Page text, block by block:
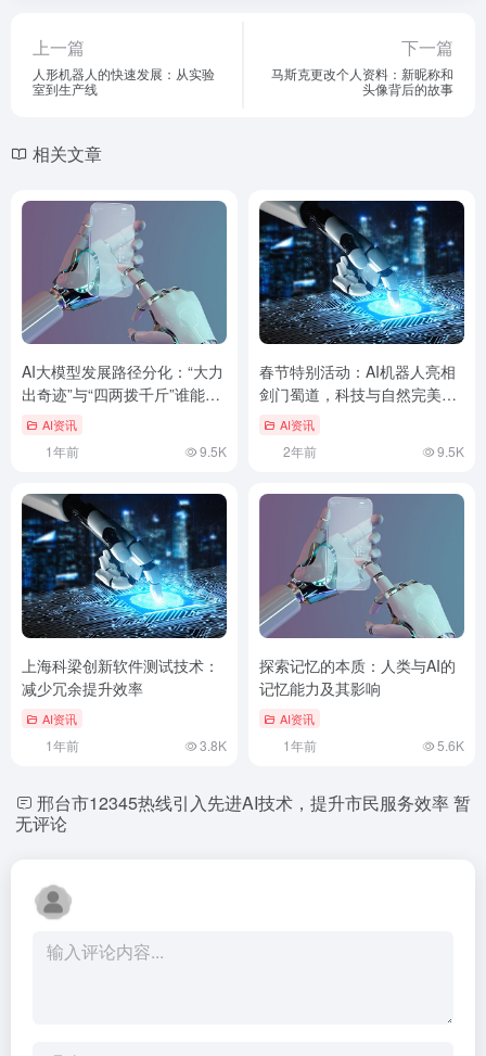
上一篇
人形机器人的快速发展：从实验
室到生产线
下一篇
马斯克更改个人资料：新昵称和
头像背后的故事
相关文章
AI大模型发展路径分化：“大力
出奇迹”与“四两拨千斤”谁能胜
出？AI资讯
1年前 9.5K
春节特别活动：AI机器人亮相
剑门蜀道，科技与自然完美融
合 AI资讯
2年前 9.5K
上海科梁创新软件测试技术：
减少冗余提升效率
AI资讯
1年前 3.8K
探索记忆的本质：人类与AI的
记忆能力及其影响
AI资讯
1年前 5.6K
邢台市12345热线引入先进AI技术，提升市民服务效率暂
无评论